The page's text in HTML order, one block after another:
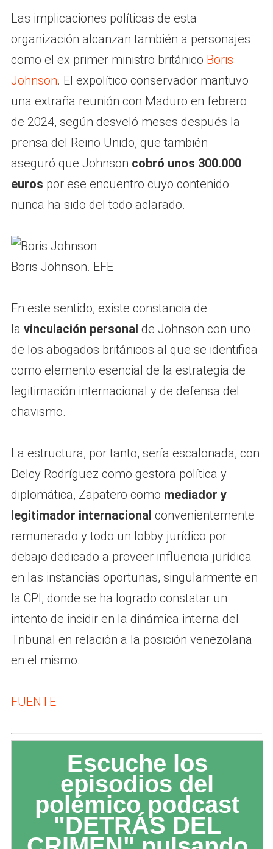
Las implicaciones políticas de esta
organización alcanzan también a personajes
como el ex primer ministro británico Boris
Johnson. El expolítico conservador mantuvo
una extraña reunión con Maduro en febrero
de 2024, según desveló meses después la
prensa del Reino Unido, que también
aseguró que Johnson cobró unos 300.000
euros por ese encuentro cuyo contenido
nunca ha sido del todo aclarado.
Boris Johnson. EFE
En este sentido, existe constancia de
la vinculación personal de Johnson con uno
de los abogados británicos al que se identifica
como elemento esencial de la estrategia de
legitimación internacional y de defensa del
chavismo.
La estructura, por tanto, sería escalonada, con
Delcy Rodríguez como gestora política y
diplomática, Zapatero como mediador y
legitimador internacional convenientemente
remunerado y todo un lobby jurídico por
debajo dedicado a proveer influencia jurídica
en las instancias oportunas, singularmente en
la CPI, donde se ha logrado constatar un
intento de incidir en la dinámica interna del
Tribunal en relación a la posición venezolana
en el mismo.
FUENTE
Escuche los
episodios del
polémico podcast
"DETRÁS DEL